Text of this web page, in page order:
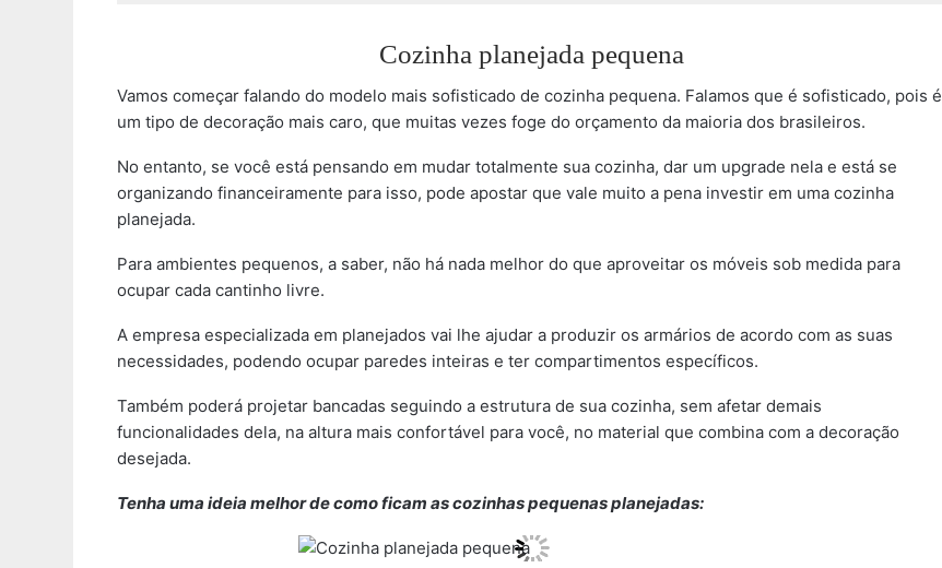
Cozinha planejada pequena
Vamos começar falando do modelo mais sofisticado de cozinha pequena. Falamos que é sofisticado, pois é
um tipo de decoração mais caro, que muitas vezes foge do orçamento da maioria dos brasileiros.
No entanto, se você está pensando em mudar totalmente sua cozinha, dar um upgrade nela e está se
organizando financeiramente para isso, pode apostar que vale muito a pena investir em uma cozinha
planejada.
Para ambientes pequenos, a saber, não há nada melhor do que aproveitar os móveis sob medida para
ocupar cada cantinho livre.
A empresa especializada em planejados vai lhe ajudar a produzir os armários de acordo com as suas
necessidades, podendo ocupar paredes inteiras e ter compartimentos específicos.
Também poderá projetar bancadas seguindo a estrutura de sua cozinha, sem afetar demais
funcionalidades dela, na altura mais confortável para você, no material que combina com a decoração
desejada.
Tenha uma ideia melhor de como ficam as cozinhas pequenas planejadas: